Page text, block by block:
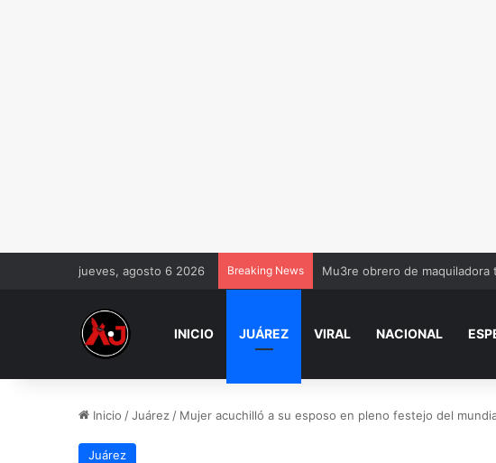
jueves, agosto 6 2026 Breaking News Mu3re obrero de maquiladora
INICIO JUÁREZ VIRAL NACIONAL
Inicio /Juárez / Mujer acuchilló a su esposo en pleno festejo del
Juárez